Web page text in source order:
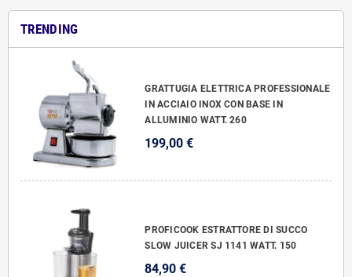
TRENDING
GRATTUGIA ELETTRICA PROFESSIONALE
IN ACCIAIO INOX CON BASE IN
ALLUMINIO WATT. 260
199,00 €
PROFICOOK ESTRATTORE DI SUCCO
SLOW JUICER SJ 1141 WATT. 150
84,90 €